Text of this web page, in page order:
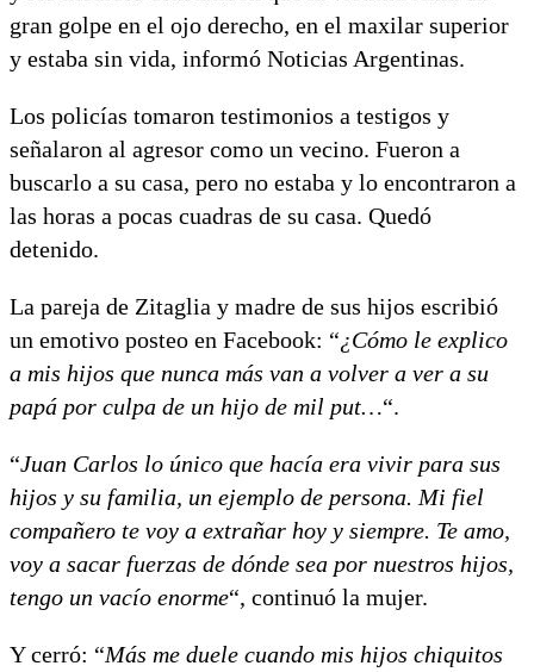
gran golpe en el ojo derecho, en el maxilar superior
y estaba sin vida, informó Noticias Argentinas.
Los policías tomaron testimonios a testigos y
señalaron al agresor como un vecino. Fueron a
buscarlo a su casa, pero no estaba y lo encontraron a
las horas a pocas cuadras de su casa. Quedó
detenido.
La pareja de Zitaglia y madre de sus hijos escribió
un emotivo posteo en Facebook: “¿Cómo le explico
a mis hijos que nunca más van a volver a ver a su
papá por culpa de un hijo de mil put…“.
“Juan Carlos lo único que hacía era vivir para sus
hijos y su familia, un ejemplo de persona. Mi fiel
compañero te voy a extrañar hoy y siempre. Te amo,
voy a sacar fuerzas de dónde sea por nuestros hijos,
tengo un vacío enorme“, continuó la mujer.
Y cerró: “Más me duele cuando mis hijos chiquitos